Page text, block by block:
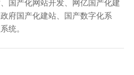
国产化网站开发
网亿国产化建
政府国产化建站、国产数字化系
统。